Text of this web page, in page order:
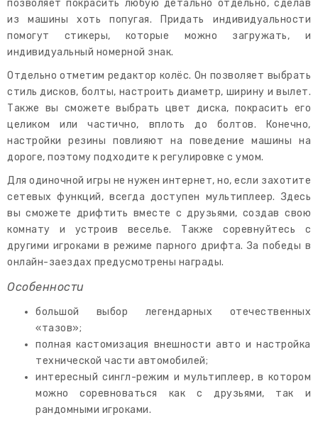
позволяет покрасить любую детально отдельно, сделав
из машины хоть попугая. Придать индивидуальности
помогут стикеры, которые можно загружать, и
индивидуальный номерной знак.
Отдельно отметим редактор колёс. Он позволяет выбрать
стиль дисков, болты, настроить диаметр, ширину и вылет.
Также вы сможете выбрать цвет диска, покрасить его
целиком или частично, вплоть до болтов. Конечно,
настройки резины повлияют на поведение машины на
дороге, поэтому подходите к регулировке с умом.
Для одиночной игры не нужен интернет, но, если захотите
сетевых функций, всегда доступен мультиплеер. Здесь
вы сможете дрифтить вместе с друзьями, создав свою
комнату и устроив веселье. Также соревнуйтесь с
другими игроками в режиме парного дрифта. За победы в
онлайн-заездах предусмотрены награды.
Особенности
большой выбор легендарных отечественных
«тазов»;
полная кастомизация внешности авто и настройка
технической части автомобилей;
интересный сингл-режим и мультиплеер, в котором
можно соревноваться как с друзьями, так и
рандомными игроками.